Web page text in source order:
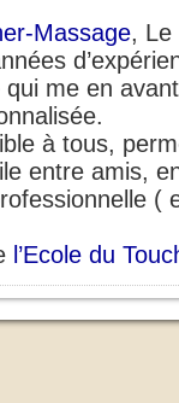
Massage, Le
me en
à tous,
entre amis,
(
l’Ecole du